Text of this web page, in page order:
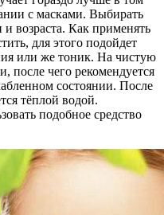
с масками. Выбирать
возраста. Как применять
для этого подойдет
или же тоник. На чистую
после чего рекомендуется
состоянии. После
тёплой водой.
подобное средство